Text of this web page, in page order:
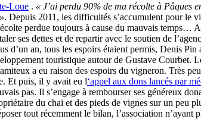
Loue . « J’ai perdu 90% de ma récolte à Pâques
. Depuis 2011, les difficultés s’accumulent pour le
perdue toujours à cause du mauvais temps…
ses dettes et de repartir avec le soutien de
d’un an, tous les espoirs étaient permis, Denis
touristique autour de Gustave
a eu raison des espoirs du vigneron. Très
Et puis, il y avait eu l‘appel aux dons lancés par
pas. Il s’engage à rembourser ses généreux
du chai et des pieds de vignes sur un peu
tout récemment le bilan, l’association